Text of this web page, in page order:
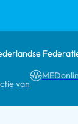
van